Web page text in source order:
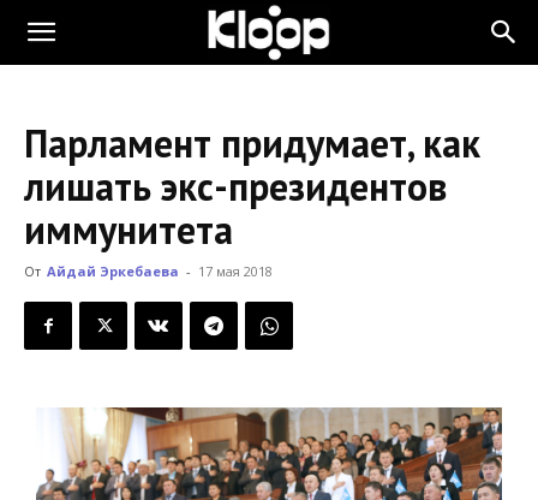
KLOOP.KG
Новости
Кыргызстана
Парламент придумает, как
лишать экс-президентов
иммунитета
От Айдай Эркебаева - 17 мая 2018